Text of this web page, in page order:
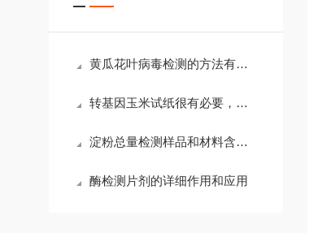
黄瓜花叶病毒检测的方法有哪些？快来看看
转基因玉米试纸很有必要，大家一定要了解它的作用和检测方法
淀粉总量检测样品和材料含量测试
酶检测片剂的详细作用和应用